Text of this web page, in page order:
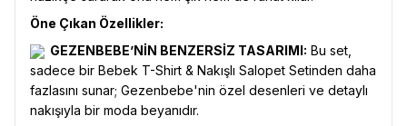
Öne Çıkan Özellikler:
GEZENBEBE’NİN BENZERSİZ TASARIMI: Bu set,
sadece bir Bebek T-Shirt & Nakışlı Salopet Setinden daha
fazlasını sunar; Gezenbebe'nin özel desenleri ve detaylı
nakışıyla bir moda beyanıdır.